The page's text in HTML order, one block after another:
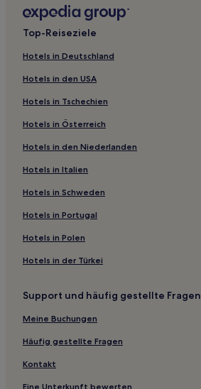
4-Sterne-Hotels in Frankfurter
3-Sterne-Hotels in Frankfurt am Main
3-Sterne-Hotels in Große
4-Sterne-Hotels in Leipziger Straße
Hotels nahe Deutsche Bank Park
Hotels nahe Straßenbahnhaltestelle
Hotels nahe Alte Oper
Hotels nahe U-Bahnhof Hügelstraße
Hotels nahe Jahrhunderthalle
Frankfurt am Main Nord-Ost: Hotels
Hotels nahe U-Bahnhof Theobald-
Dornbusch: Hotels
Hotels nahe Frankfurt Eissporthalle
Nordend-Ost: Hotels
Sachsenhausen Nord: Hotels
Hotels nahe U-Bahnhof Römerstadt
Frankfurt am Main Ost: Hotels
Top-Reiseziele
Hotels in Deutschland
Hotels in den USA
Hotels in Tschechien
Hotels in Österreich
Hotels in den Niederlanden
Hotels in Italien
Hotels in Schweden
Hotels in Portugal
Hotels in Polen
Hotels in der Türkei
Support und häufig gestellte Fragen
Meine Buchungen
Häufig gestellte Fragen
Kontakt
Eine Unterkunft bewerten